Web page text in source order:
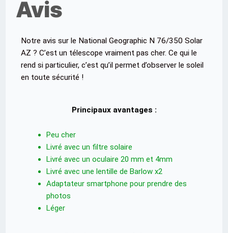
Avis
Notre avis sur le National Geographic N 76/350 Solar
AZ ? C’est un télescope vraiment pas cher. Ce qui le
rend si particulier, c’est qu’il permet d’observer le soleil
en toute sécurité !
Principaux avantages :
Peu cher
Livré avec un filtre solaire
Livré avec un oculaire 20 mm et 4mm
Livré avec une lentille de Barlow x2
Adaptateur smartphone pour prendre des
photos
Léger